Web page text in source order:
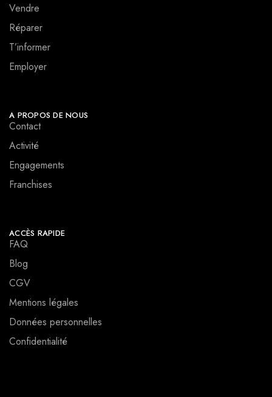
Vendre
Réparer
T’informer
Employer
A PROPOS DE NOUS
Contact
Activité
Engagements
Franchises
ACCÈS RAPIDE
FAQ
Blog
CGV
Mentions légales
Données personnelles
Confidentialité